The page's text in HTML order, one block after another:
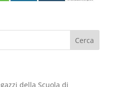
della Scuola di